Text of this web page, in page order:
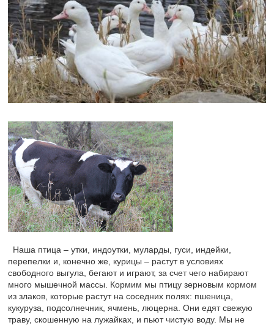
Наша птица – утки, индоутки, муларды, гуси, индейки,
перепелки и, конечно же, курицы – растут в условиях
свободного выгула, бегают и играют, за счет чего набирают
много мышечной массы. Кормим мы птицу зерновым кормом
из злаков, которые растут на соседних полях: пшеница,
кукуруза, подсолнечник, ячмень, люцерна. Они едят свежую
траву, скошенную на лужайках, и пьют чистую воду. Мы не